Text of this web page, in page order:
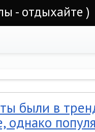
- отдыхайте )
были в
однако